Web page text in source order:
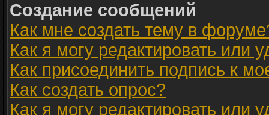
Создание сообщений
Как мне создать тему в
Как я могу редактировать или
Как присоединить подпись к
Как создать опрос?
Как я могу редактировать или